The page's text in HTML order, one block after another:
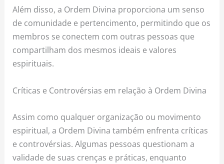
Além disso, a Ordem Divina proporciona um senso
de comunidade e pertencimento, permitindo que os
membros se conectem com outras pessoas que
compartilham dos mesmos ideais e valores
espirituais.
Críticas e Controvérsias em relação à Ordem Divina
Assim como qualquer organização ou movimento
espiritual, a Ordem Divina também enfrenta críticas
e controvérsias. Algumas pessoas questionam a
validade de suas crenças e práticas, enquanto